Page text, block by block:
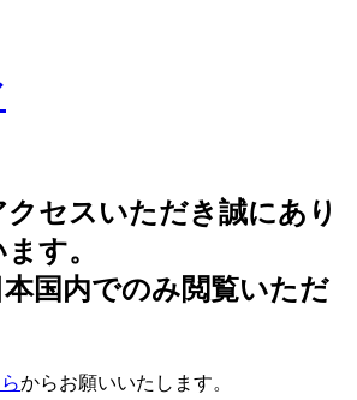
セスいただき誠にあり
す。
国内でのみ閲覧いただ
からお願いいたします。